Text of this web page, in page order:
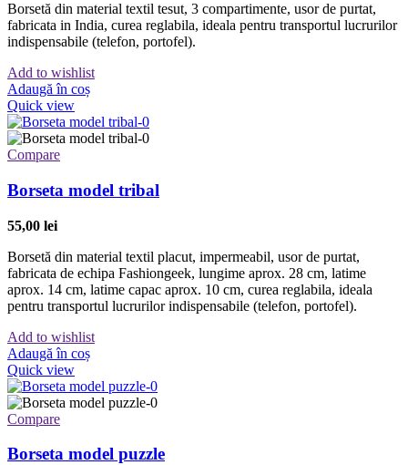
Borsetă din material textil tesut, 3 compartimente, usor de purtat,
fabricata in India, curea reglabila, ideala pentru transportul lucrurilor
indispensabile (telefon, portofel).
Add to wishlist
Adaugă în coș
Quick view
Compare
Borseta model tribal
55,00 lei
Borsetă din material textil placut, impermeabil, usor de purtat,
fabricata de echipa Fashiongeek, lungime aprox. 28 cm, latime
aprox. 14 cm, latime capac aprox. 10 cm, curea reglabila, ideala
pentru transportul lucrurilor indispensabile (telefon, portofel).
Add to wishlist
Adaugă în coș
Quick view
Compare
Borseta model puzzle